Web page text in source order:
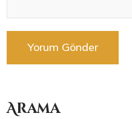
Arama